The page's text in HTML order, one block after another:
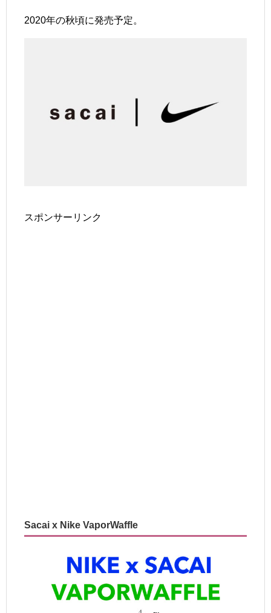
2020年の秋頃に発売予定。
スポンサーリンク
Sacai x Nike VaporWaffle